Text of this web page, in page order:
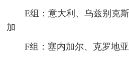
E组：意大利、乌兹别克
加
F组：塞内加尔、克罗地